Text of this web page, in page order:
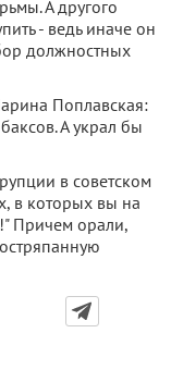
А другого
- ведь иначе он
должностных
Поплавская:
А украл бы
в советском
в которых вы на
Причем орали,